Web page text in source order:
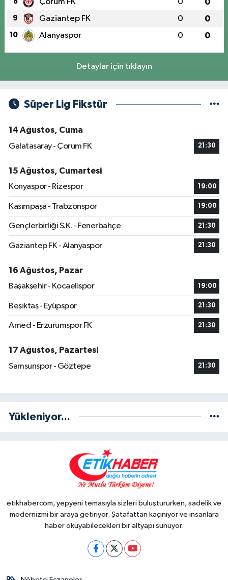
Çorum FK 0 0
9 Gaziantep FK 0 0
10 Alanyaspor 0 0
Detaylar için tıklayın
Süper Lig Fikstür
14 Ağustos, Cuma
Galatasaray - Çorum FK
21:30
15 Ağustos, Cumartesi
Konyaspor - Rizespor
19:00
Kasımpaşa - Trabzonspor 19:00
Gençlerbirliği S.K. - Fenerbahçe 21:30
Gaziantep FK - Alanyaspor 21:30
16 Ağustos, Pazar
Başakşehir - Kocaelispor
19:00
Beşiktaş - Eyüpspor 21:30
Amed - Erzurumspor FK 21:30
17 Ağustos, Pazartesi
Samsunspor - Göztepe
21:30
Yükleniyor...
etikhabercom, yepyeni temasıyla sizleri buluştururken, sadelik ve
modernizmi bir araya getiriyor. Şatafattan kaçınıyor ve insanlara
haber okuyabilecekleri bir altyapı sunuyor.